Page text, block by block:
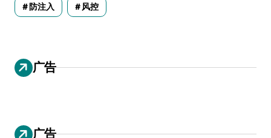
防注入 风控
广告
广告